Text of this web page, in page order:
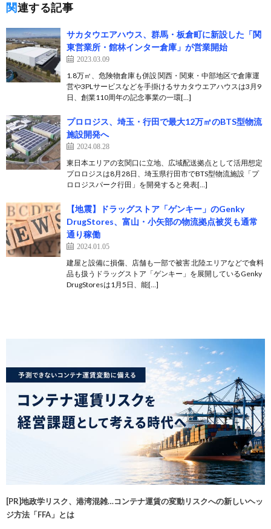
関連する記事
サカタウエアハウス、群馬・板倉町に新設した「関
東営業所・館林インター倉庫」が営業開始
2023.03.09
1.8万㎡、危険物倉庫も併設 関西・関東・中部地区で倉庫運
営や3PLサービスなどを手掛けるサカタウエアハウスは3月9
日、創業110周年の記念事業の一環[…]
プロロジス、埼玉・行田で最大12万㎡のBTS型物流
施設開発へ
2024.08.28
東日本エリアの玄関口に立地、広域配送拠点として活用想定
プロロジスは8月28日、埼玉県行田市でBTS型物流施設「プ
ロロジスパーク行田」を開発すると発表[…]
【地震】ドラッグストア「ゲンキー」のGenky
DrugStores、富山・小矢部の物流拠点被災も通常
通り稼働
2024.01.05
建屋と設備に損傷、店舗も一部で被害 北陸エリアなどで食料
品も扱うドラッグストア「ゲンキー」を展開しているGenky
DrugStoresは1月5日、能[…]
[PR]地政学リスク、港湾混雑…コンテナ運賃の変動リスクへの新しいヘッ
ジ方法「FFA」とは